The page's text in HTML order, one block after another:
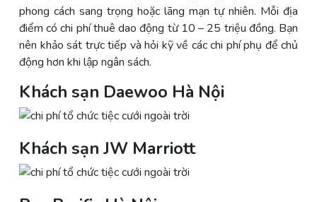
phong cách sang trọng hoặc lãng mạn tự nhiên. Mỗi địa
điểm có chi phí thuê dao động từ 10 – 25 triệu đồng. Bạn
nên khảo sát trực tiếp và hỏi kỹ về các chi phí phụ để chủ
động hơn khi lập ngân sách.
Khách sạn Daewoo Hà Nội
Khách sạn JW Marriott